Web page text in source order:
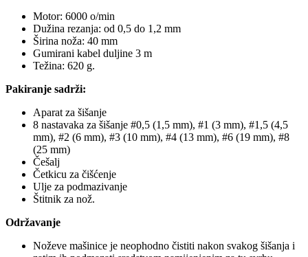
Motor: 6000 o/min
Dužina rezanja: od 0,5 do 1,2 mm
Širina noža: 40 mm
Gumirani kabel duljine 3 m
Težina: 620 g.
Pakiranje sadrži:
Aparat za šišanje
8 nastavaka za šišanje #0,5 (1,5 mm), #1 (3 mm), #1,5 (4,5
mm), #2 (6 mm), #3 (10 mm), #4 (13 mm), #6 (19 mm), #8
(25 mm)
Češalj
Četkicu za čišćenje
Ulje za podmazivanje
Štitnik za nož.
Održavanje
Noževe mašinice je neophodno čistiti nakon svakog šišanja i